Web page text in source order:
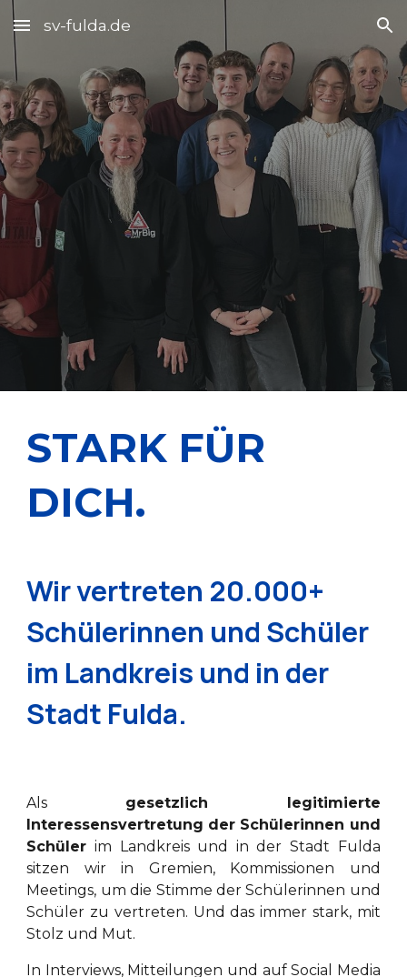
Skip to main content Skip to navigation
sv-fulda.de
STARK FÜR
DICH.
Wir vertreten 20.000+
Schülerinnen und Schüler
im Landkreis und in der
Stadt Fulda.
Als gesetzlich legitimierte
Interessensvertretung der Schülerinnen und
Schüler im Landkreis und in der Stadt Fulda
sitzen wir in Gremien, Kommissionen und
Meetings, um die Stimme der Schülerinnen und
Schüler zu vertreten. Und das immer stark, mit
Stolz und Mut.
In Interviews, Mitteilungen und auf Social Media